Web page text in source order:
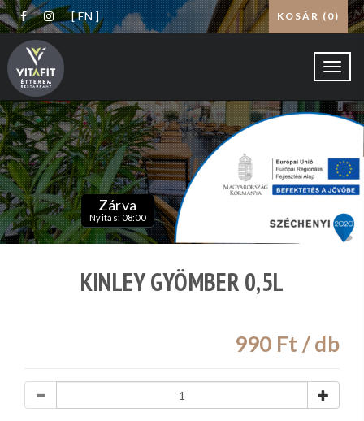
Zárva
Nyitás: 08:00
KOSÁR ( 0)
[ EN ]
KINLEY GYÖMBER 0,5L
990 Ft / db